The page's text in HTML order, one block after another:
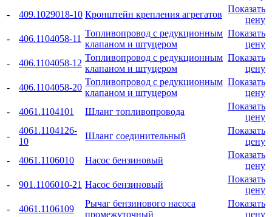
-
409.1029018-10 Кронштейн крепления агрегатов
Показать
цену
-
406.1104058-11
Топливопровод с редукционным
клапаном и штуцером
Показать
цену
-
406.1104058-12
Топливопровод с редукционным
клапаном и штуцером
Показать
цену
-
406.1104058-20
Топливопровод с редукционным
клапаном и штуцером
Показать
цену
-
4061.1104101 Шланг топливопровода
Показать
цену
-
4061.1104126-
10
Шланг соединительный
Показать
цену
-
4061.1106010 Насос бензиновый
Показать
цену
-
901.1106010-21 Насос бензиновый
Показать
цену
-
4061.1106109
Рычаг бензинового насоса
промежуточный
Показать
цену